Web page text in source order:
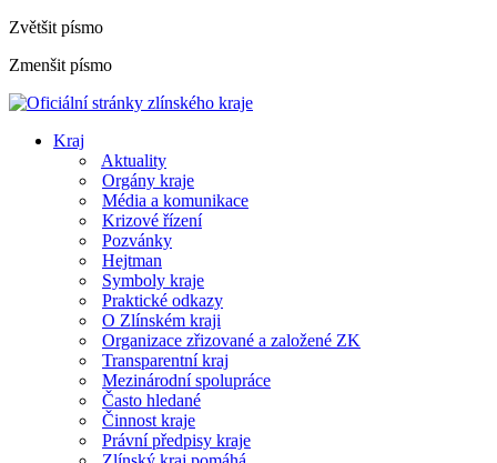
Zvětšit písmo
Zmenšit písmo
Kraj
Aktuality
Orgány kraje
Média a komunikace
Krizové řízení
Pozvánky
Hejtman
Symboly kraje
Praktické odkazy
O Zlínském kraji
Organizace zřizované a založené ZK
Transparentní kraj
Mezinárodní spolupráce
Často hledané
Činnost kraje
Právní předpisy kraje